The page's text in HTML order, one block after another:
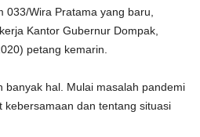
Wira Pratama yang baru,
Kantor Gubernur Dompak,
petang kemarin.
banyak hal. Mulai masalah pandemi
dan tentang situasi